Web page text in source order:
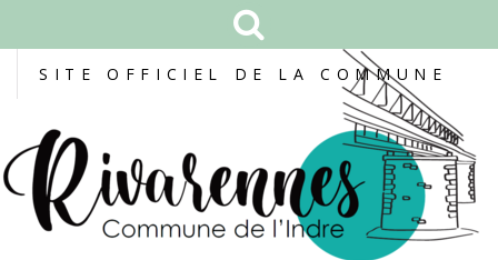
SITE OFFICIEL DE LA COMMUNE